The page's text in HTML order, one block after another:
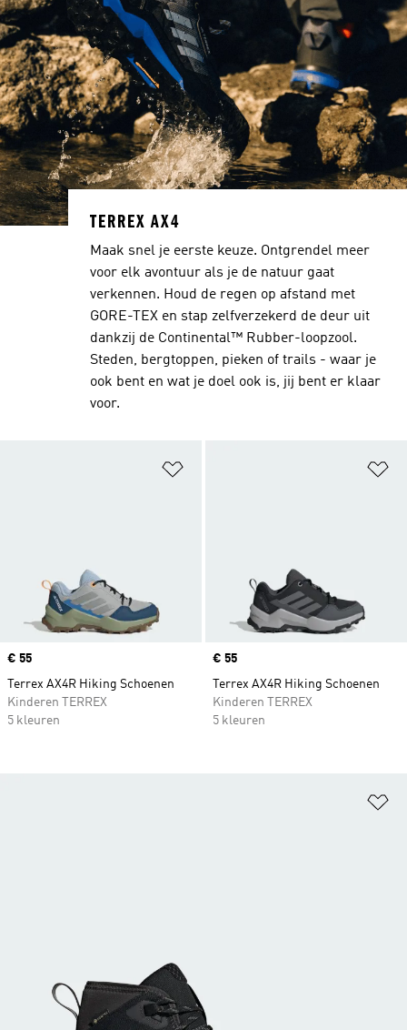
Price
€ 55
Terrex AX4R Hiking Schoenen
Kinderen TERREX
5 kleuren
Price
€ 55
Terrex AX4R Hiking Schoenen
Kinderen TERREX
5 kleuren
TERREX AX4
Maak snel je eerste keuze. Ontgrendel meer
voor elk avontuur als je de natuur gaat
verkennen. Houd de regen op afstand met
GORE-TEX en stap zelfverzekerd de deur uit
dankzij de Continental™ Rubber-loopzool.
Steden, bergtoppen, pieken of trails - waar je
ook bent en wat je doel ook is, jij bent er klaar
voor.